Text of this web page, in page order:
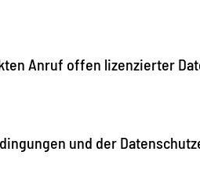
Anruf offen lizenzierter
und der